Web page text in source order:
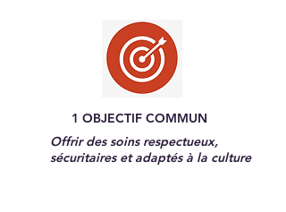
1 OBJECTIF COMMUN
Offrir des soins respectueux,
sécuritaires et adaptés à la culture